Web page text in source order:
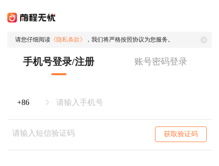
请您仔细阅读 《隐私条款》 ，我们将严格按照协议为您服务。
手机号登录/注册 账号密码登录
获取验证码